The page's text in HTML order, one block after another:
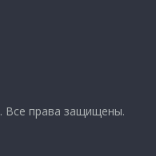
. Все права защищены.